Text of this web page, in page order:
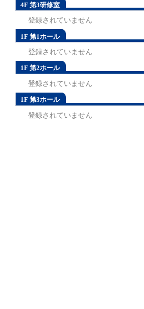
4F 第3研修室
登録されていません
1F 第1ホール
登録されていません
1F 第2ホール
登録されていません
1F 第3ホール
登録されていません